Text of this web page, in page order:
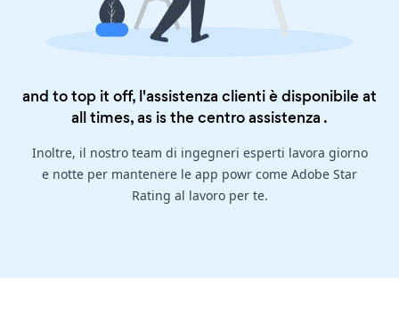
and to top it off, l'assistenza clienti è disponibile at
all times, as is thecentro assistenza .
Inoltre, il nostro team di ingegneri esperti lavora giorno
e notte per mantenere le app powr come Adobe Star
Rating al lavoro per te.